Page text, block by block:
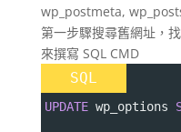
wp_postmeta,
第一步驟搜尋舊網址，
來撰寫 SQL CMD
SQL
UPDATE wp_options